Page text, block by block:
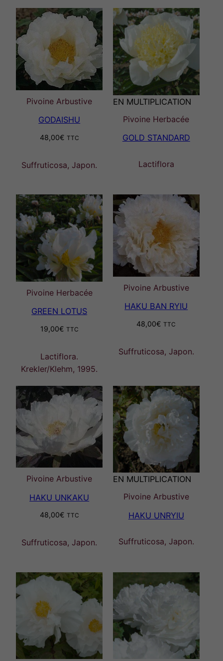
Pivoine Arbustive
GODAISHU
48,00€ TTC
Suffruticosa, Japon.
EN MULTIPLICATION
Pivoine Herbacée
GOLD STANDARD
Lactiflora
Pivoine Herbacée
GREEN LOTUS
19,00€ TTC
Lactiflora.
Krekler/Klehm, 1995.
Pivoine Arbustive
HAKU BAN RYIU
48,00€ TTC
Suffruticosa, Japon.
Pivoine Arbustive
HAKU UNKAKU
48,00€ TTC
Suffruticosa, Japon.
EN MULTIPLICATION
Pivoine Arbustive
HAKU UNRYIU
Suffruticosa, Japon.